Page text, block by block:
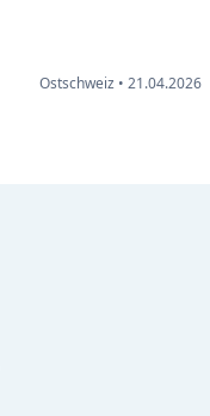
Ostschweiz • 21.04.2026